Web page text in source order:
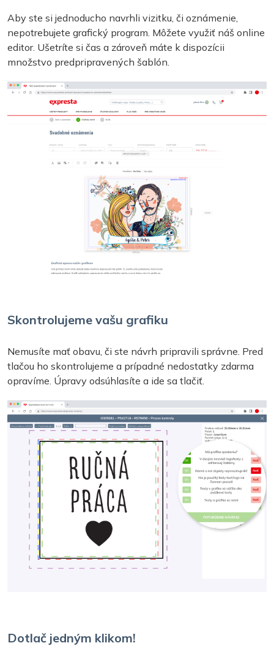
Aby ste si jednoducho navrhli vizitku, či oznámenie,
nepotrebujete grafický program. Môžete využiť náš online
editor. Ušetríte si čas a zároveň máte k dispozícii
množstvo predpripravených šablón.
Skontrolujeme vašu grafiku
Nemusíte mať obavu, či ste návrh pripravili správne. Pred
tlačou ho skontrolujeme a prípadné nedostatky zdarma
opravíme. Úpravy odsúhlasíte a ide sa tlačiť.
Dotlač jedným klikom!